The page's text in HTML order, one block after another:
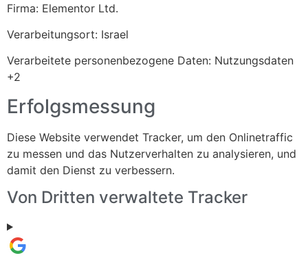
Firma: Elementor Ltd.
Verarbeitungsort: Israel
Verarbeitete personenbezogene Daten: Nutzungsdaten
+2
Erfolgsmessung
Diese Website verwendet Tracker, um den Onlinetraffic
zu messen und das Nutzerverhalten zu analysieren, und
damit den Dienst zu verbessern.
Von Dritten verwaltete Tracker